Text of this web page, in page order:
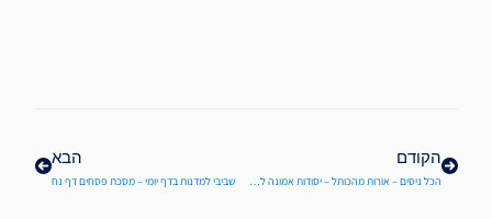
הקודם
הכל ניסים – אורות מהכותל – יסודות אמונה לפרשת וארא מפי מו"ר הרב ברוך וידר
הבא
שביבי למדנות בדף יומי – מסכת פסחים דף נח